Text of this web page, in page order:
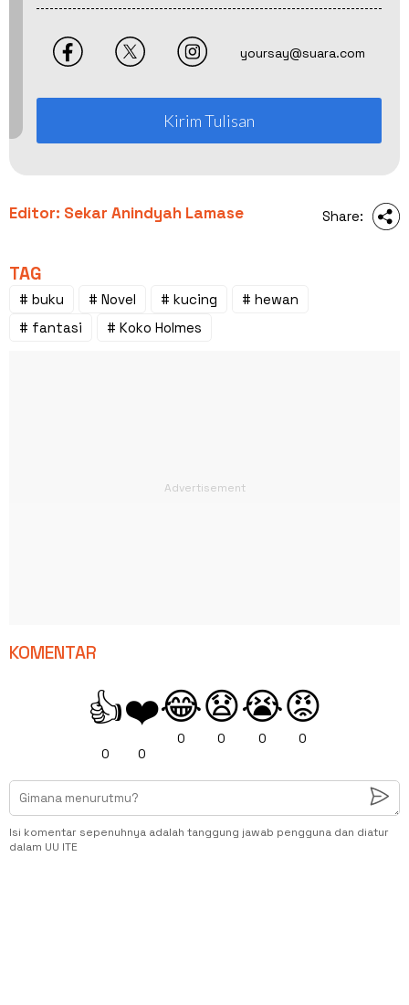
yoursay@suara.com
Kirim Tulisan
Editor: Sekar Anindyah Lamase Share:
TAG
# buku # Novel # kucing
# hewan
# fantasi
# Koko Holmes
KOMENTAR
👍
0
❤️
0
😂
0
😧
0
😭
0
😡
0
Isi komentar sepenuhnya adalah tanggung jawab pengguna dan diatur
dalam UU ITE